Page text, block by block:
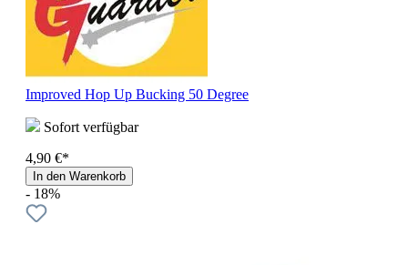
Improved Hop Up Bucking 50 Degree
Sofort verfügbar
4,90 €*
In den Warenkorb
- 18%